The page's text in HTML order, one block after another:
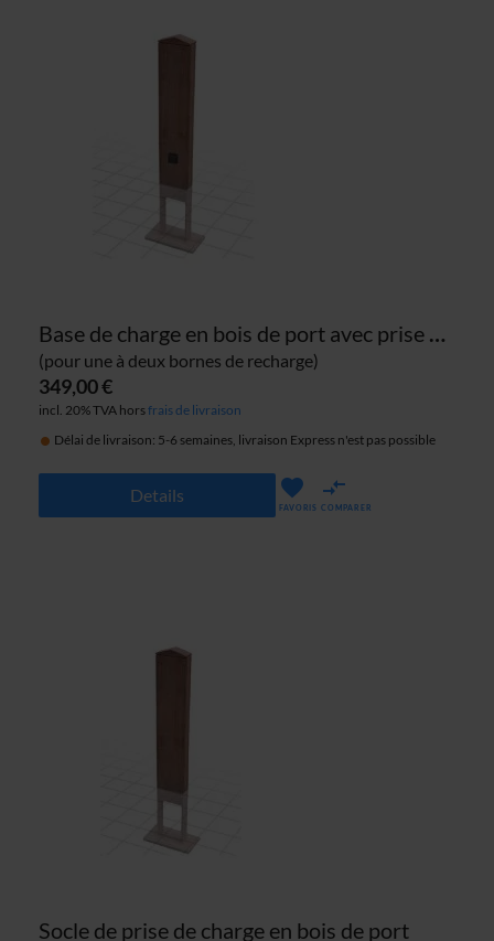
Base de charge en bois de port avec prise 220V
(pour une à deux bornes de recharge)
349,00 €
incl. 20% TVA horsfrais de livraison
Délai de livraison: 5-6 semaines, livraison Express n'est pas possible
Details
FAVORIS COMPARER
Socle de prise de charge en bois de port